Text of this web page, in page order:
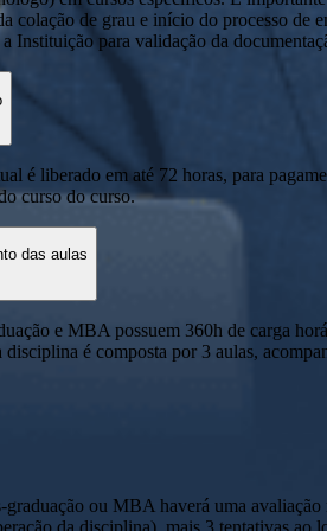
colação de grau e início do processo
Instituição para validação da
é liberado em até 72 horas, para
curso do curso.
das aulas
e MBA possuem 360h de carga
disciplina é composta por 3 aulas,
ou MBA haverá uma